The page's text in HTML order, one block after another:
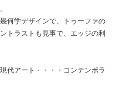
何学デザインで、トゥーファの
トラストも見事で、エッジの利
代アート・・・・コンテンポラ